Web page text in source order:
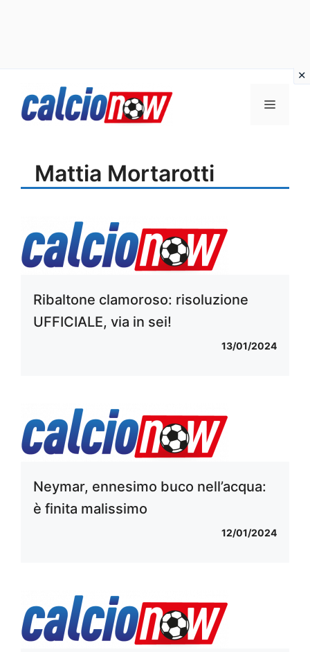
Menu
Mattia Mortarotti
Ribaltone clamoroso: risoluzione
UFFICIALE, via in sei!
13/01/2024
Neymar, ennesimo buco nell’acqua:
è finita malissimo
12/01/2024